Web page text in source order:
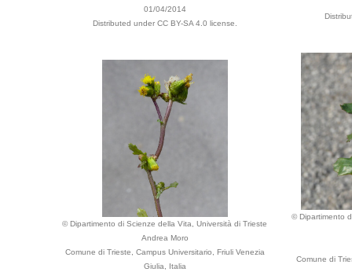
01/04/2014
Distributed under CC BY-SA 4.0 license.
© Dipartimento di Scienze della Vita, Università di Trieste
Andrea Moro
Comune di Trieste, Campus Universitario, Friuli Venezia
Giulia, Italia
© Dipartimento
Comune di